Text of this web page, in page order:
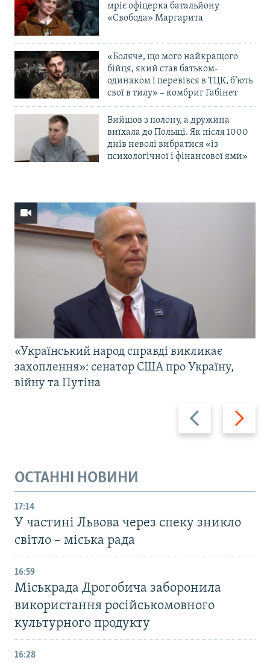
мріє офіцерка батальйону
«Свобода» Маргарита
«Боляче, що мого найкращого
бійця, який став батьком-
одинаком і перевівся в ТЦК, б’ють
свої в тилу» – комбриг Габінет
Вийшов з полону, а дружина
виїхала до Польщі. Як після 1000
днів неволі вибратися «із
психологічної і фінансової ями»
Назад Вперед
«Український народ справді викликає
захоплення»: сенатор США про Україну,
війну та Путіна
ОСТАННІ НОВИНИ
17:14
У частині Львова через спеку зникло
світло – міська рада
16:59
Міськрада Дрогобича заборонила
використання російськомовного
культурного продукту
16:28